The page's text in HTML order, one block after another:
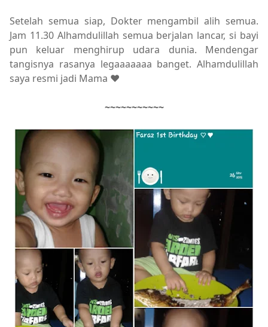
Setelah semua siap, Dokter mengambil alih semua.
Jam 11.30 Alhamdulillah semua berjalan lancar, si bayi
pun keluar menghirup udara dunia. Mendengar
tangisnya rasanya legaaaaaaa banget. Alhamdulillah
saya resmi jadi Mama ♥
~~~~~~~~~~~